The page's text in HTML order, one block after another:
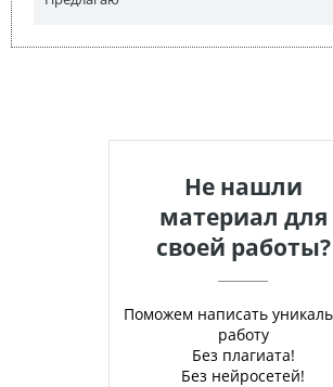
Не нашли
материал для
своей работы?
Поможем написать
работу
Без плагиата!
Без нейросетей!